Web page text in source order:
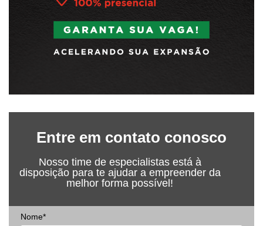
Entre em contato conosco
Nosso time de especialistas está à
disposição para te ajudar a empreender da
melhor forma possível!
Nome*